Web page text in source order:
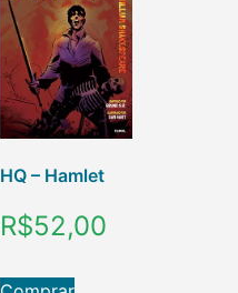
HQ – Hamlet
R$52,00